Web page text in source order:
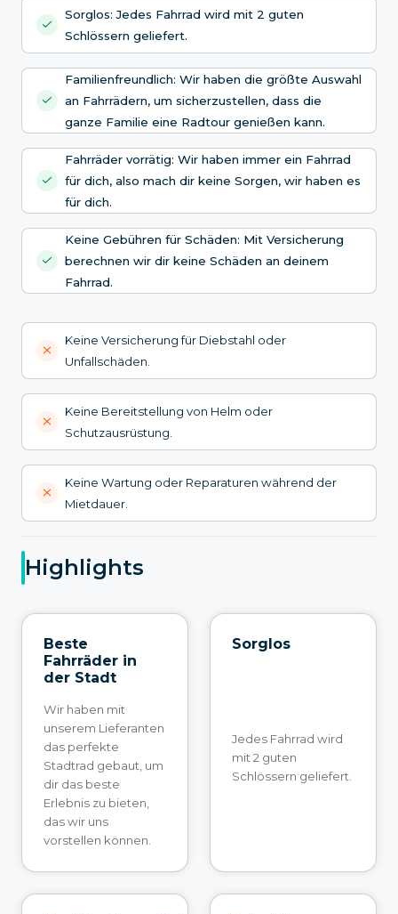
Sorglos: Jedes Fahrrad wird mit 2 guten
Schlössern geliefert.
Familienfreundlich: Wir haben die größte Auswahl
an Fahrrädern, um sicherzustellen, dass die
ganze Familie eine Radtour genießen kann.
Fahrräder vorrätig: Wir haben immer ein Fahrrad
für dich, also mach dir keine Sorgen, wir haben es
für dich.
Keine Gebühren für Schäden: Mit Versicherung
berechnen wir dir keine Schäden an deinem
Fahrrad.
Keine Versicherung für Diebstahl oder
Unfallschäden.
Keine Bereitstellung von Helm oder
Schutzausrüstung.
Keine Wartung oder Reparaturen während der
Mietdauer.
Highlights
Beste
Fahrräder in
der Stadt
Wir haben mit
unserem Lieferanten
das perfekte
Stadtrad gebaut, um
dir das beste
Erlebnis zu bieten,
das wir uns
vorstellen können.
Sorglos
Jedes Fahrrad wird
mit 2 guten
Schlössern geliefert.